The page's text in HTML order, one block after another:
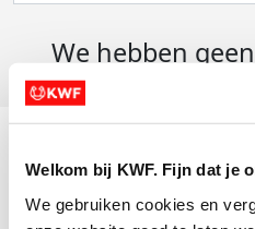
Welkom bij KWF. Fijn dat je
We gebruiken cookies en
We hebben
Actiematerialen
Evenementen